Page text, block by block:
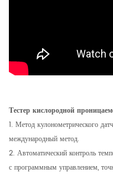
Тестер кислородной
1. Метод кулонометрического
международный метод.
2. Автоматический контроль
с программным управлением,